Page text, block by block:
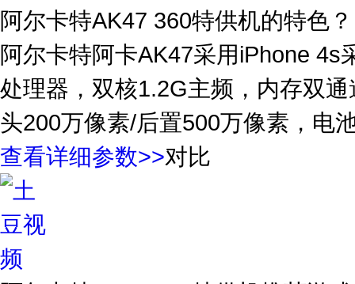
阿尔卡特AK47 360特供机的特色？
阿尔卡特阿卡AK47采用iPhone 4s
处理器，双核1.2G主频，内存双
头200万像素/后置500万像素，电
查看详细参数>>对比